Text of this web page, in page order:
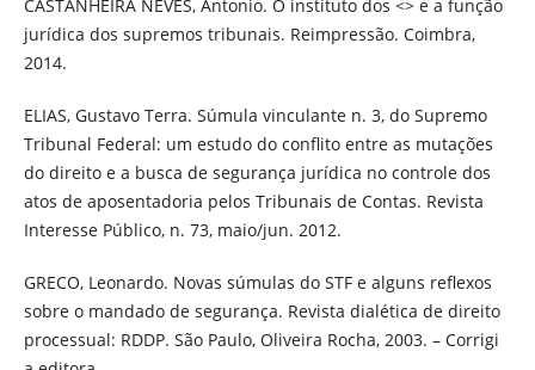
CASTANHEIRA NEVES, Antonio. O instituto dos <> e a função
jurídica dos supremos tribunais. Reimpressão. Coimbra,
2014.
ELIAS, Gustavo Terra. Súmula vinculante n. 3, do Supremo
Tribunal Federal: um estudo do conflito entre as mutações
do direito e a busca de segurança jurídica no controle dos
atos de aposentadoria pelos Tribunais de Contas. Revista
Interesse Público, n. 73, maio/jun. 2012.
GRECO, Leonardo. Novas súmulas do STF e alguns reflexos
sobre o mandado de segurança. Revista dialética de direito
processual: RDDP. São Paulo, Oliveira Rocha, 2003. – Corrigi